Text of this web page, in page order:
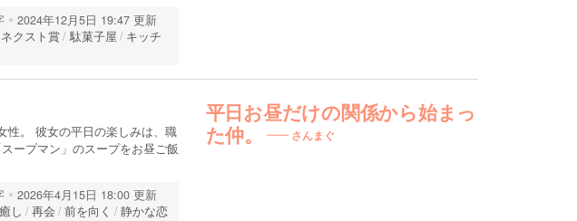
2024年12月5日 19:47 更新
クスト賞 駄菓子屋
キッチ
平日お昼だけの関係から始まっ
た仲。
さんまぐ
性。 彼女の平日の楽しみは、職
ープマン」のスープをお昼ご飯
2026年4月15日 18:00 更新
癒し 再会 前を向く 静かな恋